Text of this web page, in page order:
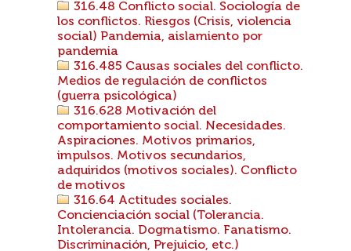
316.48 Conflicto social. Sociología de
los conflictos. Riesgos (Crisis, violencia
social) Pandemia, aislamiento por
pandemia
316.485 Causas sociales del conflicto.
Medios de regulación de conflictos
(guerra psicológica)
316.628 Motivación del
comportamiento social. Necesidades.
Aspiraciones. Motivos primarios,
impulsos. Motivos secundarios,
adquiridos (motivos sociales). Conflicto
de motivos
316.64 Actitudes sociales.
Concienciación social (Tolerancia.
Intolerancia. Dogmatismo. Fanatismo.
Discriminación, Prejuicio, etc.)